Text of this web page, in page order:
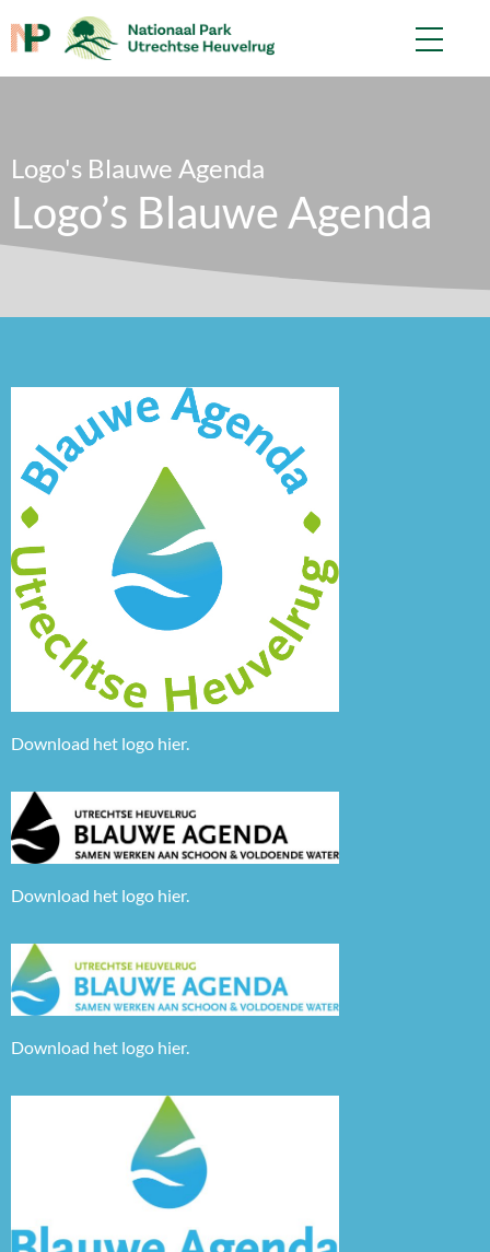
Logo's Blauwe Agenda
Logo’s Blauwe Agenda
Download het logo hier.
Download het logo hier.
Download het logo hier.